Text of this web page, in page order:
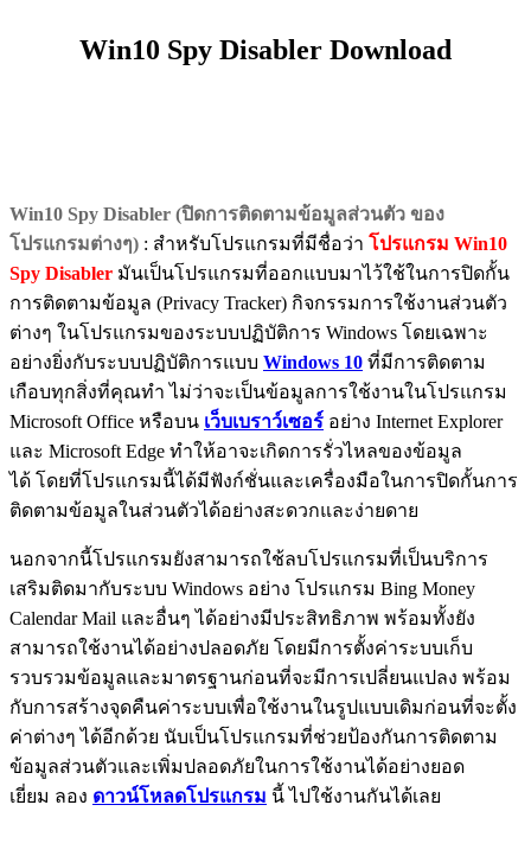
Win10 Spy Disabler Download
Win10 Spy Disabler (ปิดการติดตามข้อมูลส่วนตัว ของ
โปรแกรมต่างๆ) : สำหรับโปรแกรมที่มีชื่อว่า โปรแกรม Win10
Spy Disabler มันเป็นโปรแกรมที่ออกแบบมาไว้ใช้ในการปิดกั้น
การติดตามข้อมูล (Privacy Tracker) กิจกรรมการใช้งานส่วนตัว
ต่างๆ ในโปรแกรมของระบบปฏิบัติการ Windows โดยเฉพาะ
อย่างยิ่งกับระบบปฏิบัติการแบบ Windows 10 ที่มีการติดตาม
เกือบทุกสิ่งที่คุณทำ ไม่ว่าจะเป็นข้อมูลการใช้งานในโปรแกรม
Microsoft Office หรือบน เว็บเบราว์เซอร์ อย่าง Internet Explorer
และ Microsoft Edge ทำให้อาจะเกิดการรั่วไหลของข้อมูล
ได้ โดยที่โปรแกรมนี้ได้มีฟังก์ชั่นและเครื่องมือในการปิดกั้นการ
ติดตามข้อมูลในส่วนตัวได้อย่างสะดวกและง่ายดาย
นอกจากนี้โปรแกรมยังสามารถใช้ลบโปรแกรมที่เป็นบริการ
เสริมติดมากับระบบ Windows อย่าง โปรแกรม Bing Money
Calendar Mail และอื่นๆ ได้อย่างมีประสิทธิภาพ พร้อมทั้งยัง
สามารถใช้งานได้อย่างปลอดภัย โดยมีการตั้งค่าระบบเก็บ
รวบรวมข้อมูลและมาตรฐานก่อนที่จะมีการเปลี่ยนแปลง พร้อม
กับการสร้างจุดคืนค่าระบบเพื่อใช้งานในรูปแบบเดิมก่อนที่จะตั้ง
ค่าต่างๆ ได้อีกด้วย นับเป็นโปรแกรมที่ช่วยป้องกันการติดตาม
ข้อมูลส่วนตัวและเพิ่มปลอดภัยในการใช้งานได้อย่างยอด
เยี่ยม ลอง ดาวน์โหลดโปรแกรม นี้ ไปใช้งานกันได้เลย